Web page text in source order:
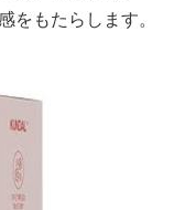
をもたらします。